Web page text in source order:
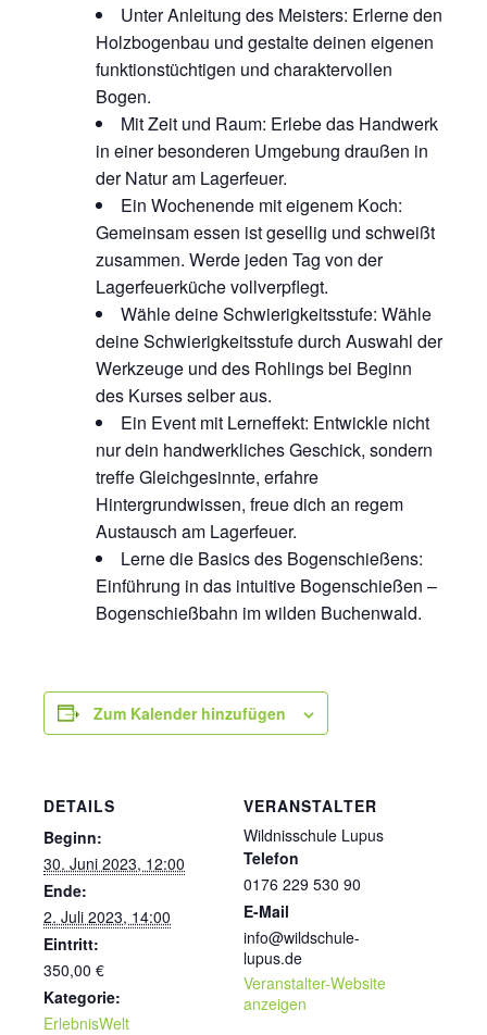
Unter Anleitung des Meisters: Erlerne den
Holzbogenbau und gestalte deinen eigenen
funktionstüchtigen und charaktervollen
Bogen.
Mit Zeit und Raum: Erlebe das Handwerk
in einer besonderen Umgebung draußen in
der Natur am Lagerfeuer.
Ein Wochenende mit eigenem Koch:
Gemeinsam essen ist gesellig und schweißt
zusammen. Werde jeden Tag von der
Lagerfeuerküche vollverpflegt.
Wähle deine Schwierigkeitsstufe: Wähle
deine Schwierigkeitsstufe durch Auswahl der
Werkzeuge und des Rohlings bei Beginn
des Kurses selber aus.
Ein Event mit Lerneffekt: Entwickle nicht
nur dein handwerkliches Geschick, sondern
treffe Gleichgesinnte, erfahre
Hintergrundwissen, freue dich an regem
Austausch am Lagerfeuer.
Lerne die Basics des Bogenschießens:
Einführung in das intuitive Bogenschießen –
Bogenschießbahn im wilden Buchenwald.
Zum Kalender hinzufügen
DETAILS
Beginn:
30. Juni 2023, 12:00
Ende:
2. Juli 2023, 14:00
Eintritt:
350,00 €
Kategorie:
ErlebnisWelt
VERANSTALTER
Wildnisschule Lupus
Telefon
0176 229 530 90
E-Mail
info@wildschule-
lupus.de
Veranstalter-Website
anzeigen